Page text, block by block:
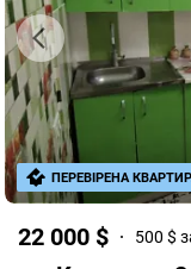
22 000 $ 500 $
ПЕРЕВІРЕНА